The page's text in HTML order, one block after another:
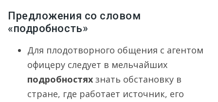
Предложения со словом
«подробность»
Для плодотворного общения с агентом
офицеру следует в мельчайших
подробностях знать обстановку в
стране, где работает источник, его